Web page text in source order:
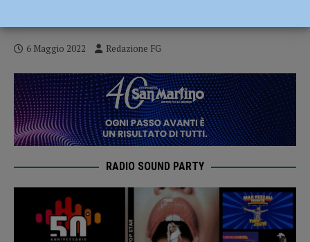
6 Maggio 2022 Redazione FG
RADIO SOUND PARTY